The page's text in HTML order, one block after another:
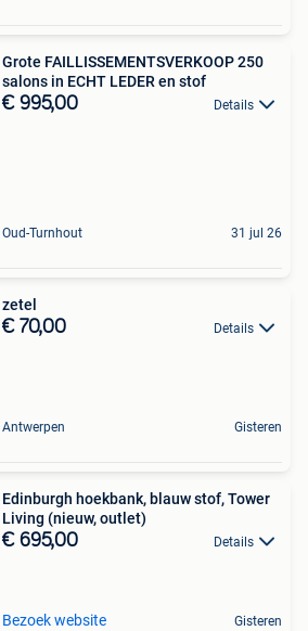
Grote FAILLISSEMENTSVERKOOP 250
salons in ECHT LEDER en stof
€ 995,00 Details
Oud-Turnhout 31 jul 26
zetel
€ 70,00 Details
Antwerpen Gisteren
Edinburgh hoekbank, blauw stof, Tower
Living (nieuw, outlet)
€ 695,00 Details
Bezoek website Gisteren